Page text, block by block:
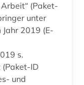
(Paket-
unter
2019 (E-
s.
(Paket-ID
und